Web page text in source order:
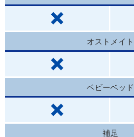
オストメイト
ベビーベッド
補足